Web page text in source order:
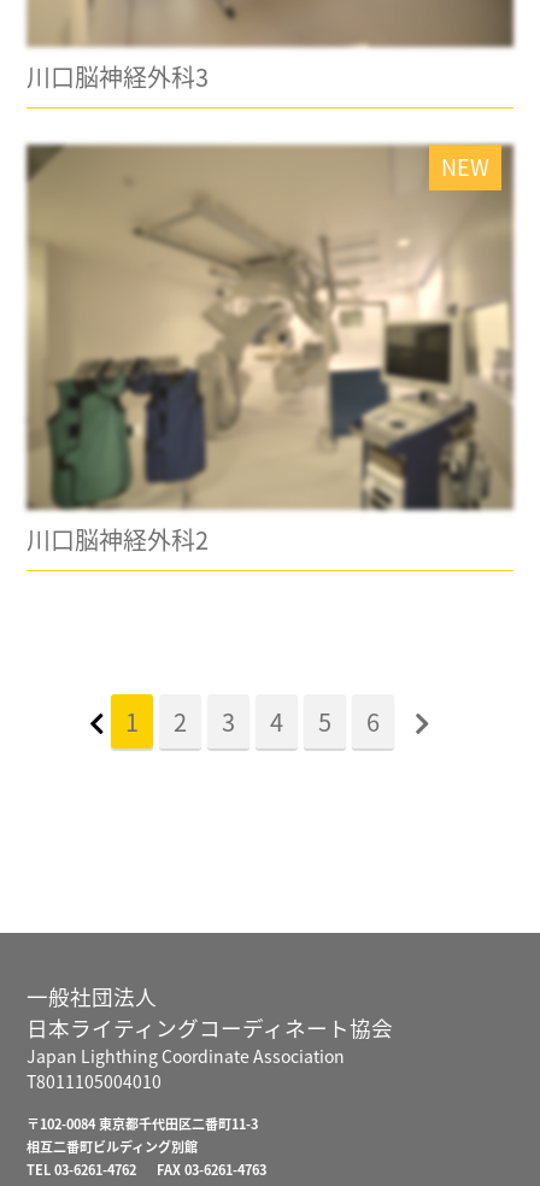
川口脳神経外科3
NEW
川口脳神経外科2
1 2 3 4 5 6
一般社団法人
日本ライティングコーディネート協会
Japan Lighthing Coordinate Association
T8011105004010
〒102-0084 東京都千代田区二番町11-3
相互二番町ビルディング別館
TEL 03-6261-4762 FAX 03-6261-4763